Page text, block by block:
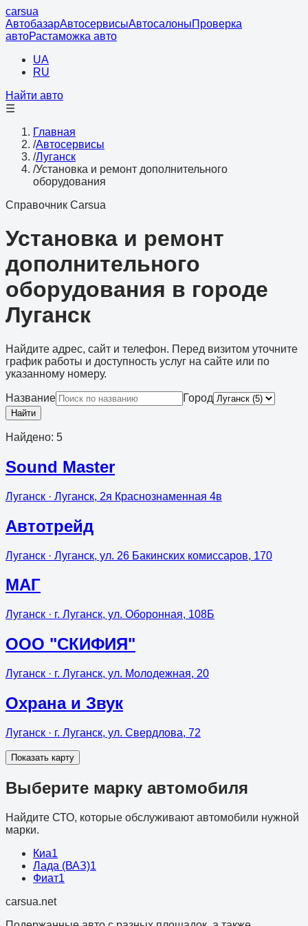
carsua
АвтобазарАвтосервисыАвтосалоныПроверка
автоРастаможка авто
UA
RU
Найти авто
☰
Главная
/Автосервисы
/Луганск
/Установка и ремонт дополнительного
оборудования
Справочник Carsua
Установка и ремонт
дополнительного
оборудования в городе
Луганск
Найдите адрес, сайт и телефон. Перед визитом уточните
график работы и доступность услуг на сайте или по
указанному номеру.
Название Город
Найти
Найдено: 5
Sound Master
Луганск · Луганск, 2я Краснознаменная 4в
Автотрейд
Луганск · Луганск, ул. 26 Бакинских комиссаров, 170
МАГ
Луганск · г. Луганск, ул. Оборонная, 108Б
ООО "СКИФИЯ"
Луганск · г. Луганск, ул. Молодежная, 20
Охрана и Звук
Луганск · г. Луганск, ул. Свердлова, 72
Показать карту
Выберите марку автомобиля
Найдите СТО, которые обслуживают автомобили нужной
марки.
Киа1
Лада (ВАЗ)1
Фиат1
carsua.net